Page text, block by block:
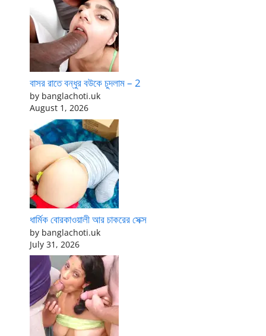
বাসর রাতে বন্ধুর বউকে চুদলাম – 2
by banglachoti.uk
August 1, 2026
ধার্মিক বোরকাওয়ালী আর চাকরের সেক্স
by banglachoti.uk
July 31, 2026